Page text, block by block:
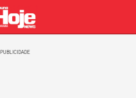
PUBLICIDADE